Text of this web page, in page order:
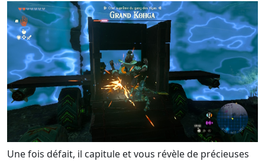
Une fois défait, il capitule et vous révèle de précieuses